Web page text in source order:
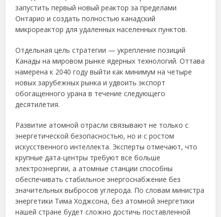
запустить первый новый реактор за пределами
Онтарио и создать полностью канадский
микрореактор для удаленных населенных пунктов.
Отдельная цель стратегии — укрепление позиций
Канады на мировом рынке ядерных технологий. Оттава
намерена к 2040 году выйти как минимум на четыре
новых зарубежных рынка и удвоить экспорт
обогащенного урана в течение следующего
десятилетия.
Развитие атомной отрасли связывают не только с
энергетической безопасностью, но и с ростом
искусственного интеллекта. Эксперты отмечают, что
крупные дата-центры требуют все больше
электроэнергии, а атомные станции способны
обеспечивать стабильное энергоснабжение без
значительных выбросов углерода. По словам министра
энергетики Тима Ходжсона, без атомной энергетики
нашей стране будет сложно достичь поставленной